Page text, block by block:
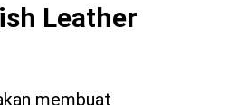
Leather
membuat